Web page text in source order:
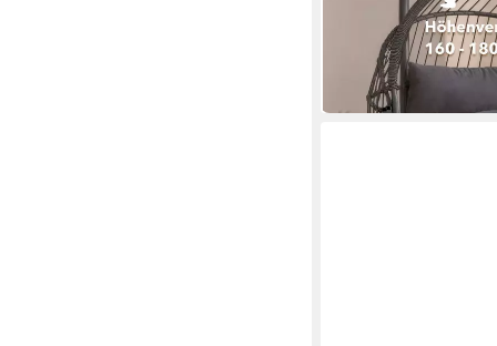
UVP199,90 €
nur bis Dienstag
in 2-3 Werktagen bei dir